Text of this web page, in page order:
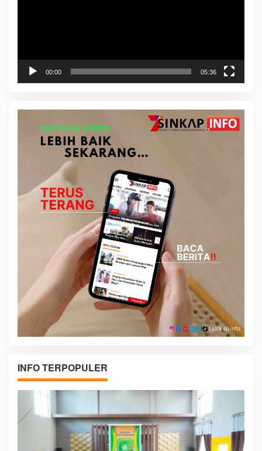
00:00 05:36
INFO TERPOPULER